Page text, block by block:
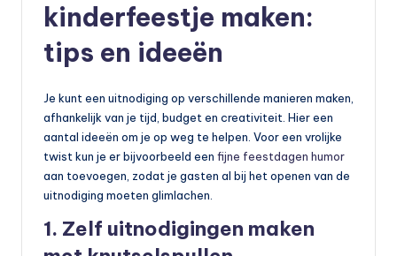
kinderfeestje maken:
tips en ideeën
Je kunt een uitnodiging op verschillende manieren maken,
afhankelijk van je tijd, budget en creativiteit. Hier een
aantal ideeën om je op weg te helpen. Voor een vrolijke
twist kun je er bijvoorbeeld een fijne feestdagen humor
aan toevoegen, zodat je gasten al bij het openen van de
uitnodiging moeten glimlachen.
1. Zelf uitnodigingen maken